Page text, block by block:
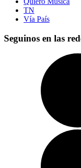
TN
Vía País
Seguinos en las